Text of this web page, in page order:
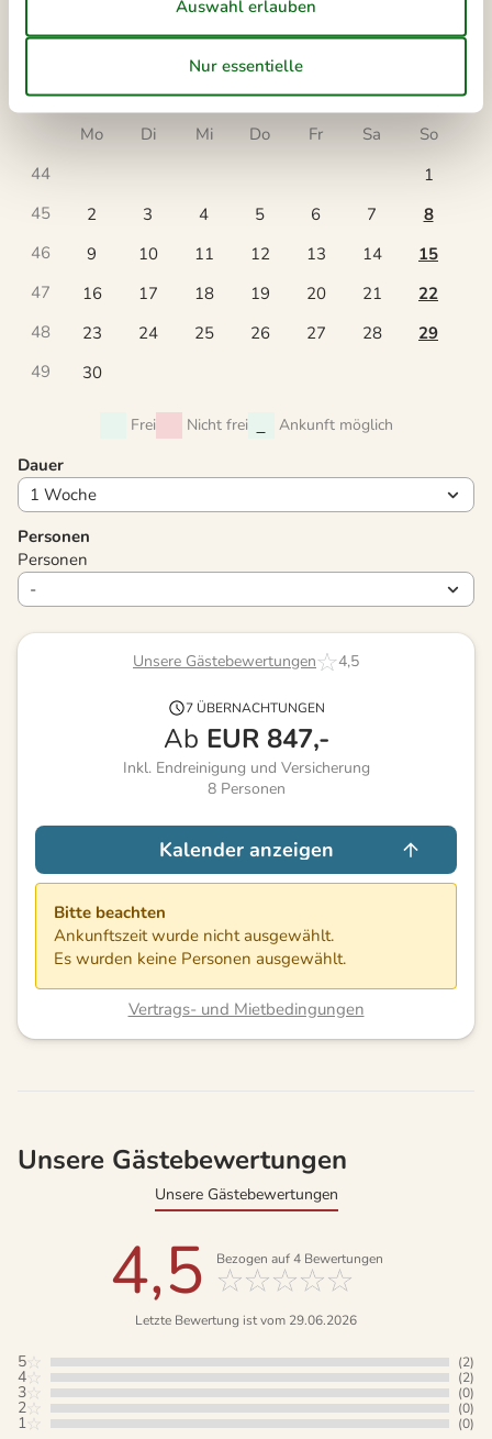
28 29 30
November 2026
Mo
Di Mi Do Fr Sa
So
44
1
45
2 3 4 5 6 7
8
46
9 10 11 12 13 14
15
47
16 17 18 19 20 21
22
48
23 24 25 26 27 28
29
49
30
Frei Nicht frei Ankunft möglich
Dauer
Personen
Personen
Unsere Gästebewertungen 4,5
7 ÜBERNACHTUNGEN
Ab EUR 847,-
Inkl. Endreinigung und Versicherung
8 Personen
Kalender anzeigen
Bitte beachten
Ankunftszeit wurde nicht ausgewählt.
Es wurden keine Personen ausgewählt.
Vertrags- und Mietbedingungen
Unsere Gästebewertungen
Unsere Gästebewertungen
4,5 Bezogen auf4Bewertungen
Letzte Bewertung ist vom 29.06.2026
5 (2)
4 (2)
3 (0)
2 (0)
1 (0)